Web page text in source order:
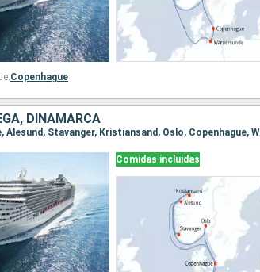
Copenhague
DINAMARCA
Alesund, Stavanger, Kristiansand, Oslo, Copenhague,
Comidas incluidas